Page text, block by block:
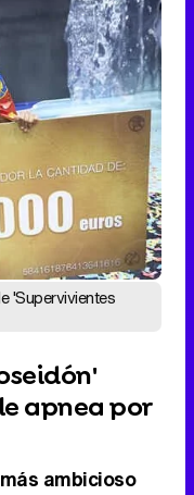
'Supervivientes
apnea por
ambicioso